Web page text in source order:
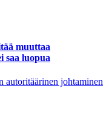
muuttaa
saa luopua